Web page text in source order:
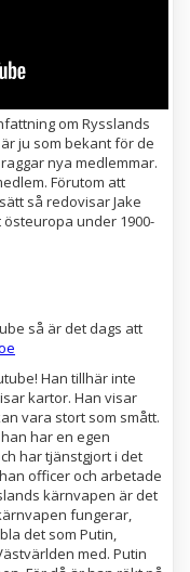
om Rysslands
ju som bekant för de
nya medlemmar.
Förutom att
så redovisar Jake
under 1900-
så är det dags att
Han tillhär inte
kartor. Han visar
vara stort som smått.
har en egen
har tjänstgjort i det
officer och arbetade
kärnvapen är det
fungerar,
det som Putin,
med. Putin